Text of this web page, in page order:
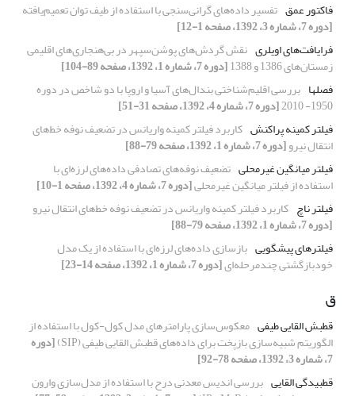
فاکتور عمق تفسیر داده‌‌های گرانی‌سنجی با استفاده از طیف توان تعمیم‌یافته
[دوره 7، شماره 3، 1392، صفحه 1-12]
فرایافت‌های اویلری نقش گردش‌های پوشن‌سپهر در بی‌هنجاری‌های اقلیمی‌
زمستان‌های 1386 و 1388‌
[دوره 7، شماره 1، 1392، صفحه 89-104]
فصل­ها بررسی اقلیم‌شناختی بندال‌‌های آسیا و اروپا با دو شاخص در دوره
1950- 2010
[دوره 7، شماره 4، 1392، صفحه 31-51]
فیلتر کمینه پراکنش کاربرد فیلتر کمینه واریانس در تضعیف نوفه‌ خط‌های
انتقال نیرو[دوره 7، شماره 1، 1392، صفحه 79-88]
فیلتر میانگین غیرمحلی تضعیف نوفه‌های تصادفی داده‌های لرزه‌ای با
استفاده از فیلتر میانگین غیرمحلی[دوره 7، شماره 4، 1392، صفحه 1-10]
فیلتر ناچ کاربرد فیلتر کمینه واریانس در تضعیف نوفه‌ خط‌های انتقال نیرو
[دوره 7، شماره 1، 1392، صفحه 79-88]
فیلترهای پیشگویی بازسازی داده‌های لرزه‌ای با استفاده از یک مدل
خودبازگشتی چندمرحله‌ای[دوره 7، شماره 1، 1392، صفحه 14-23]
ق
قطبش القایی طیفی معکوس‌سازی پارامترهای مدل کول-کول با استفاده از
الگوریتم شبیه‌سازی بازپخت برای داده‌های قطبش القایی طیفی (SIP) [دوره
7، شماره 3، 1392، صفحه 78-92]
قطبیدگی القایی بررسی اندیس معدنی درح با استفاده از مدل‌سازی وارون